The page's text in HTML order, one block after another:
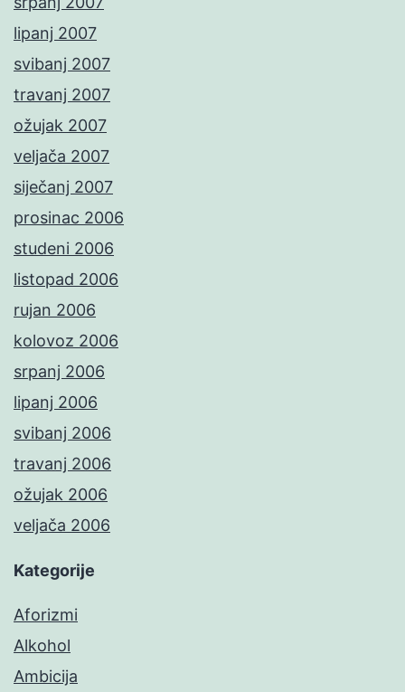
lipanj 2007
svibanj 2007
travanj 2007
ožujak 2007
veljača 2007
siječanj 2007
prosinac 2006
studeni 2006
listopad 2006
rujan 2006
kolovoz 2006
srpanj 2006
lipanj 2006
svibanj 2006
travanj 2006
ožujak 2006
veljača 2006
Kategorije
Aforizmi
Alkohol
Ambicija